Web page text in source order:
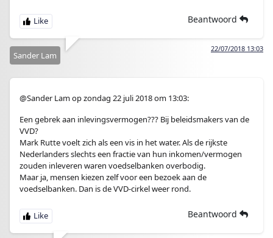
Beantwoord
22/07/2018 13:03
Sander Lam
@Sander Lam op zondag 22 juli 2018 om 13:03:
Een gebrek aan inlevingsvermogen??? Bij beleidsmakers van de
VVD?
Mark Rutte voelt zich als een vis in het water. Als de rijkste
Nederlanders slechts een fractie van hun inkomen/vermogen
zouden inleveren waren voedselbanken overbodig.
Maar ja, mensen kiezen zelf voor een bezoek aan de
voedselbanken. Dan is de VVD-cirkel weer rond.
Beantwoord